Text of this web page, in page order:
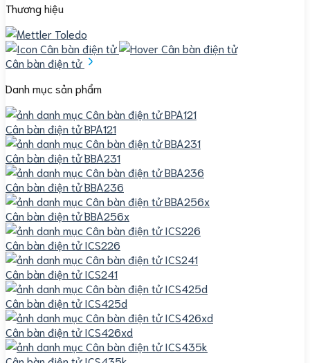
Thương hiệu
Cân bàn điện tử
Danh mục sản phẩm
Cân bàn điện tử BPA121
Cân bàn điện tử BBA231
Cân bàn điện tử BBA236
Cân bàn điện tử BBA256x
Cân bàn điện tử ICS226
Cân bàn điện tử ICS241
Cân bàn điện tử ICS425d
Cân bàn điện tử ICS426xd